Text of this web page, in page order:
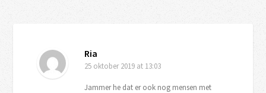
Ria
25 oktober 2019 at 13:03
Jammer he dat er ook nog mensen met